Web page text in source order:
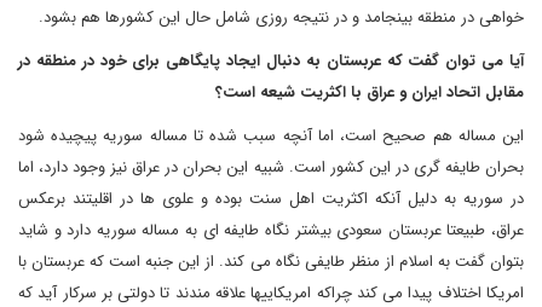
خواهی در منطقه بینجامد و در نتیجه روزی شامل حال این کشورها هم بشود.
آیا می توان گفت که عربستان به دنبال ایجاد پایگاهی برای خود در منطقه در
مقابل اتحاد ایران و عراق با اکثریت شیعه است؟
این مساله هم صحیح است، اما آنچه سبب شده تا مساله سوریه پیچیده شود
بحران طایفه گری در این کشور است. شبیه این بحران در عراق نیز وجود دارد، اما
در سوریه به دلیل آنکه اکثریت اهل سنت بوده و علوی ها در اقلیتند برعکس
عراق، طبیعتا عربستان سعودی بیشتر نگاه طایفه ای به مساله سوریه دارد و شاید
بتوان گفت به اسلام از منظر طایفی نگاه می کند. از این جنبه است که عربستان با
امریکا اختلاف پیدا می کند چراکه امریکاییها علاقه مندند تا دولتی بر سرکار آید که